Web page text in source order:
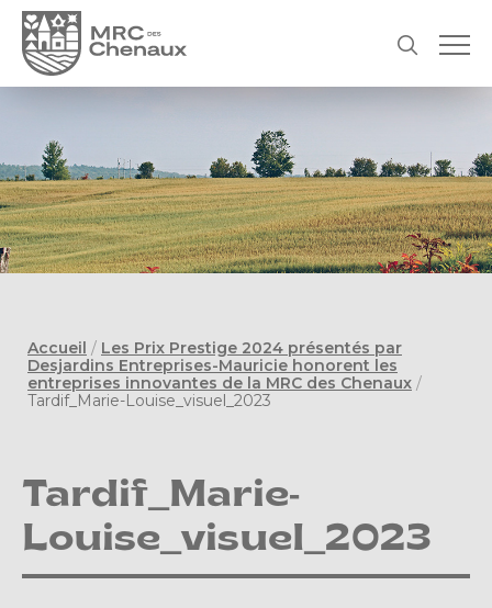
Accueil / Les Prix Prestige 2024 présentés par
Desjardins Entreprises-Mauricie honorent les
entreprises innovantes de la MRC des Chenaux /
Tardif_Marie-Louise_visuel_2023
Tardif_Marie-
Louise_visuel_2023